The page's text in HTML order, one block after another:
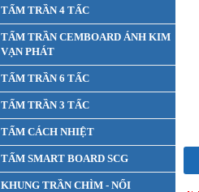
TẤM TRẦN 4 TẤC
TẤM TRẦN CEMBOARD ÁNH KIM
VẠN PHÁT
TẤM TRẦN 6 TẤC
TẤM TRẦN 3 TẤC
TẤM CÁCH NHIỆT
TẤM SMART BOARD SCG
KHUNG TRẦN CHÌM - NỔI